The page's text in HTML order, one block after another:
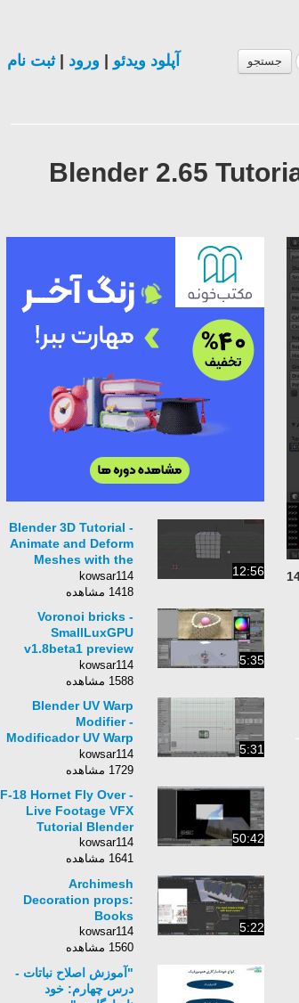
جستجو آپلود ویدئو ورود |ثبت نام
Blender 2.65
12:56
Blender 3D Tutorial -
Animate and Deform
Meshes with the
Hook Modifier by
VscorpianC
kowsar114
1418 مشاهده
5:35
Voronoi bricks -
SmallLuxGPU
v1.8beta1 preview
with Blender 2.5 and
Bullet Physics
kowsar114
1588 مشاهده
5:31
Blender UV Warp
Modifier -
Modificador UV Warp
de Blender
kowsar114
1729 مشاهده
50:42
F-18 Hornet Fly Over -
Live Footage VFX
Tutorial Blender
kowsar114
1641 مشاهده
5:22
Archimesh
Decoration props:
Books
kowsar114
1560 مشاهده
"آموزش اصلاح نباتات -
درس چهارم: خود